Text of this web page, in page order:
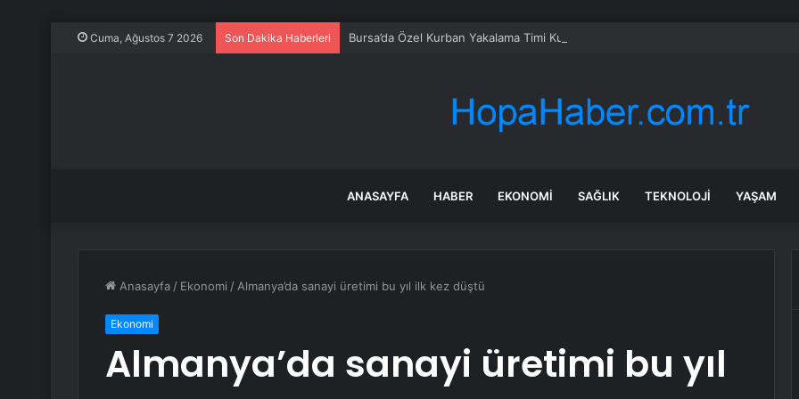
Cuma, Ağustos 7 2026 Son Dakika Haberleri Bursa’da Özel Kurban Yakalama Timi Kuruldu
ANASAYFA HABER EKONOMI SAĞLIK TEKNOLOJI YAŞAM
Anasayfa / Ekonomi / Almanya’da sanayi üretimi bu yıl ilk kez düştü
Ekonomi
Almanya’da sanayi üretimi bu yıl